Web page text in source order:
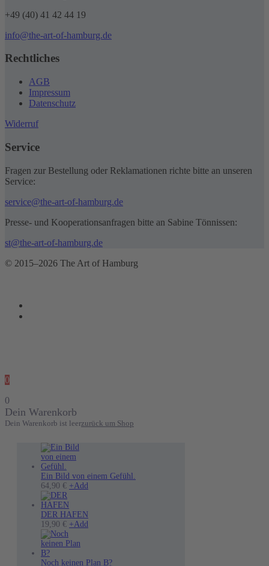
+49 (40) 41 42 44 19
info@the-art-of-hamburg.de
Rechtliches
AGB
Impressum
Datenschutz
Widerruf
Service
Fragen zur Bestellung oder Reklamationen richte bitte an unseren
Service:
service@the-art-of-hamburg.de
Presse- und Kooperationsanfragen bitte an Sabine Tönnissen:
st@the-art-of-hamburg.de
© 2015–2026 The Art of Hamburg
0
0
Dein Warenkorb
Dein Warenkorb ist leerzurück um Shop
Ein Bild von einem Gefühl.
64,90 € +Add
mehrere
können
DER HAFEN
19,90 € +Add
Noch keinen Plan B?